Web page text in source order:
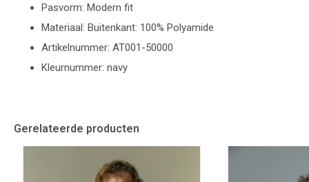
Pasvorm: Modern fit
Materiaal: Buitenkant: 100% Polyamide
Artikelnummer: AT001-50000
Kleurnummer: navy
Gerelateerde producten